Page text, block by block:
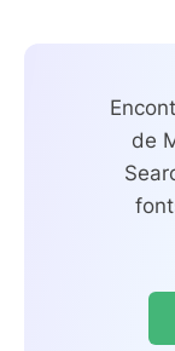
de